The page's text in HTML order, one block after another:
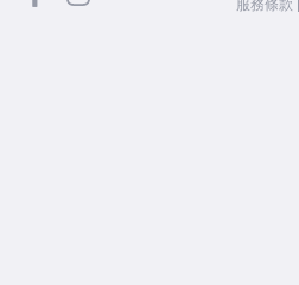
服務條款